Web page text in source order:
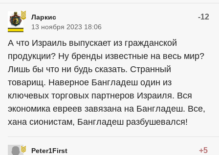
Ларкис -12
13 ноября 2023 18:06
А что Израиль выпускает из гражданской
продукции? Ну бренды известные на весь мир?
Лишь бы что ни будь сказать. Странный
товарищ. Наверное Бангладеш один из
ключевых торговых партнеров Израиля. Вся
экономика евреев завязана на Бангладеш. Все,
хана сионистам, Бангладеш разбушевался!
Peter1First +5